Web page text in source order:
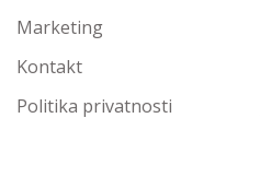
Marketing
Kontakt
Politika privatnosti